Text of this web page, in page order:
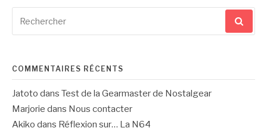
pour
COMMENTAIRES RÉCENTS
Jatoto dans Test de la Gearmaster de Nostalgear
Marjorie dans Nous contacter
Akiko dans Réflexion sur… La N64